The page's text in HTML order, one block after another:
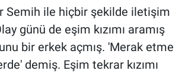
Semih ile hiçbir şekilde iletişim
günü de eşim kızımı aramış
bir erkek açmış. 'Merak etme
demiş. Eşim tekrar kızımı